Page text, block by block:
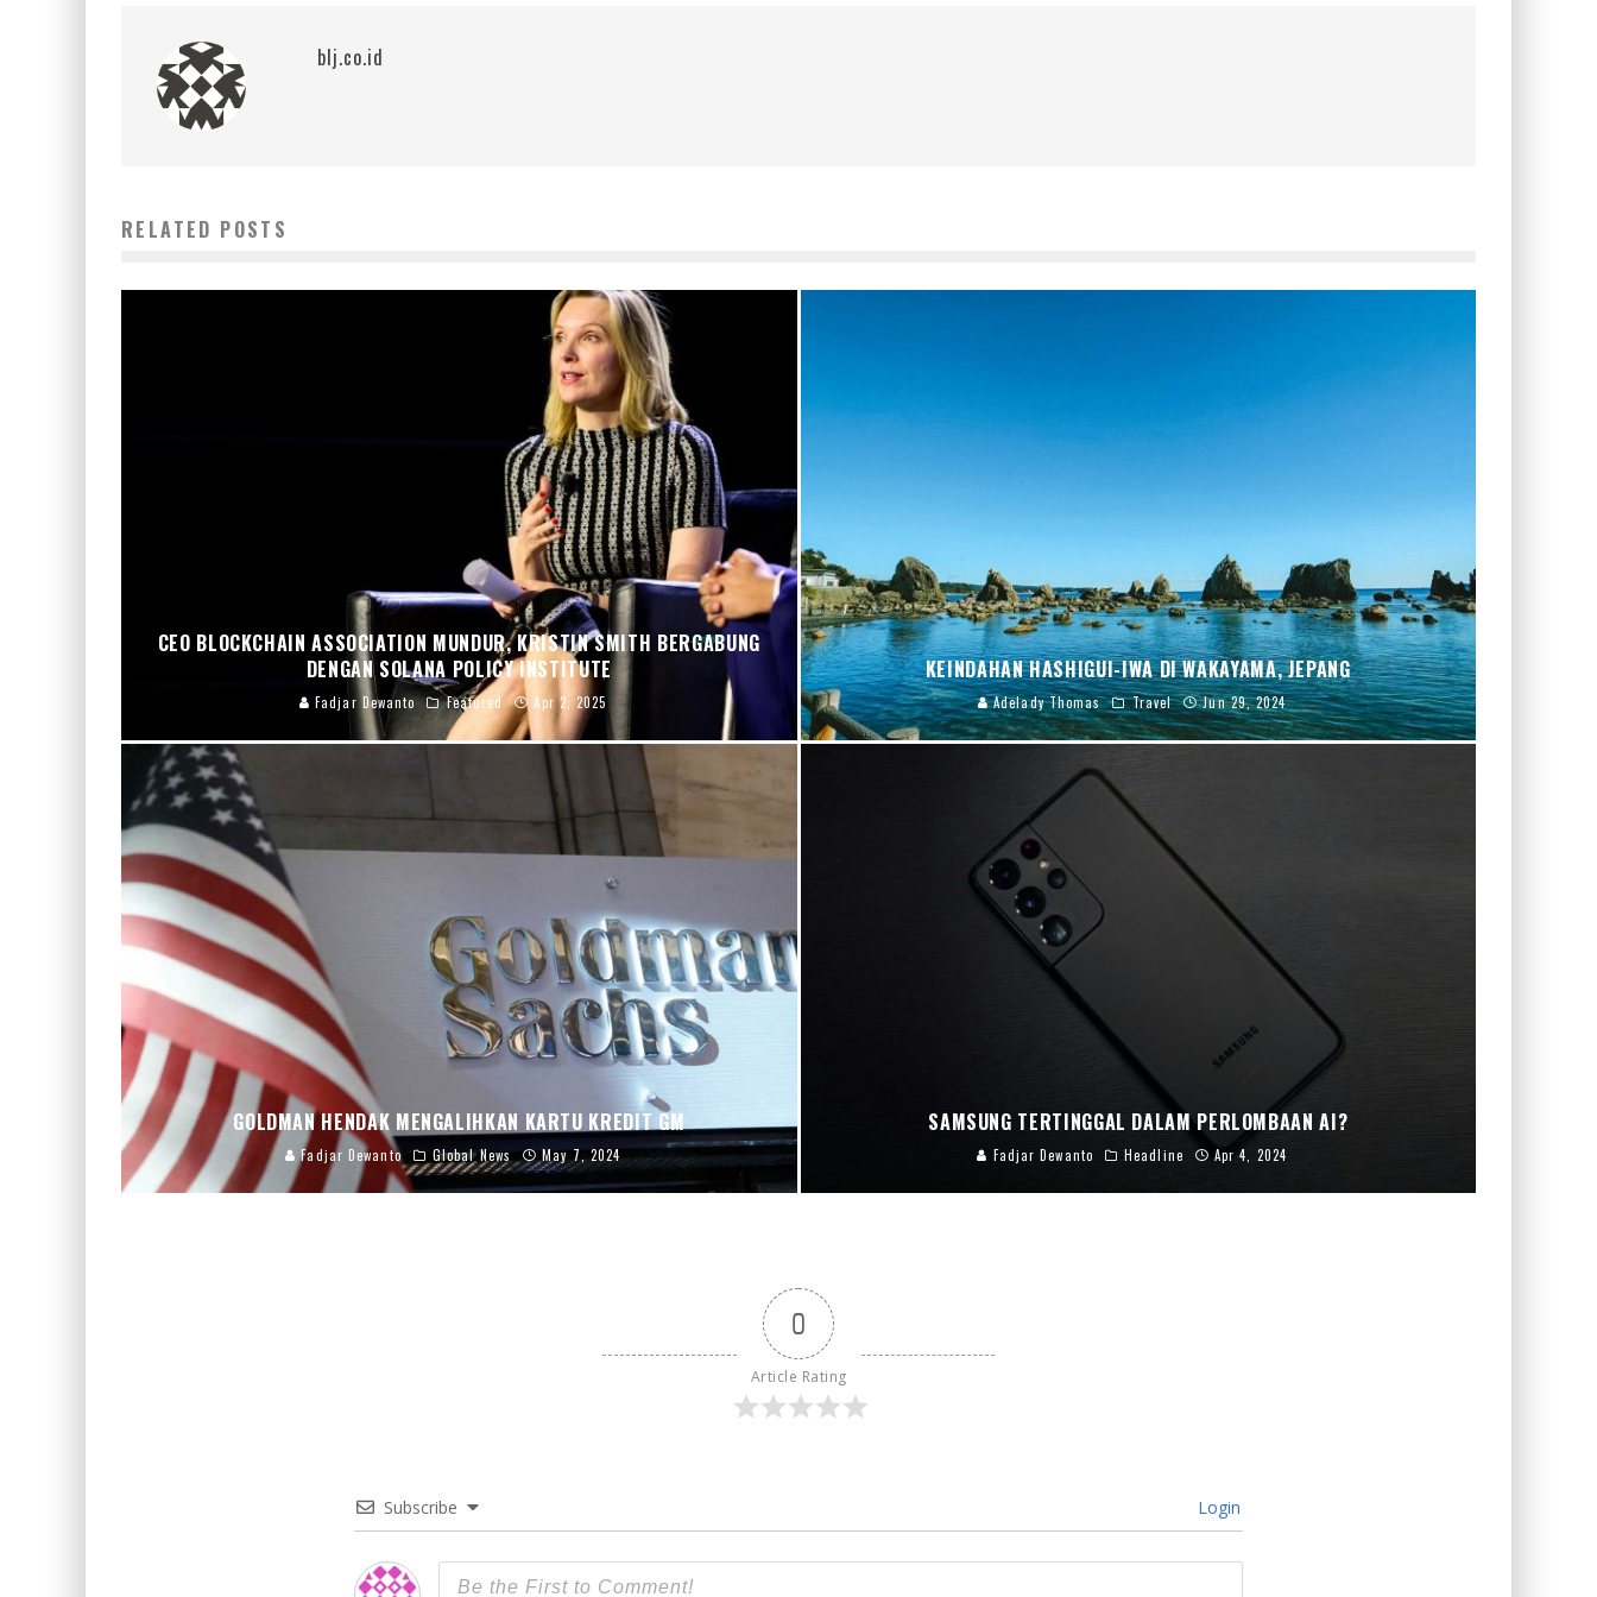
blj.co.id
RELATED POSTS
CEO BLOCKCHAIN ASSOCIATION MUNDUR, KRISTIN SMITH BERGABUNG
DENGAN SOLANA POLICY INSTITUTE
Fadjar Dewanto Featured Apr 2, 2025
KEINDAHAN HASHIGUI-IWA DI WAKAYAMA, JEPANG
Adelady Thomas Travel Jun 29, 2024
GOLDMAN HENDAK MENGALIHKAN KARTU KREDIT GM
Fadjar Dewanto Global News May 7, 2024
SAMSUNG TERTINGGAL DALAM PERLOMBAAN AI?
Fadjar Dewanto Headline Apr 4, 2024
0
Article Rating
Subscribe Login